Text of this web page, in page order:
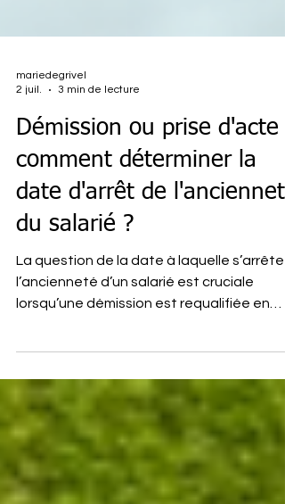
mariedegrivel
2 juil.
3 min de lecture
Démission ou prise d'acte :
date d'arrêt de l'ancienneté
du salarié ?
lorsqu’une démission est requalifiée en
prise d’acte. Cette situation, qui produit
effets d’un licenciement sans cause réelle
et sérieuse, soulève des enjeux
notamment pour le calcul des indemnités.
Un arrêt récent de la Cour de cassation